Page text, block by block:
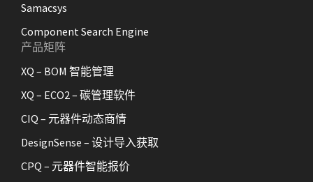
Samacsys
Component Search Engine
产品矩阵
XQ – BOM 智能管理
XQ – ECO2 – 碳管理软件
CIQ – 元器件动态商情
DesignSense – 设计导入获取
CPQ – 元器件智能报价